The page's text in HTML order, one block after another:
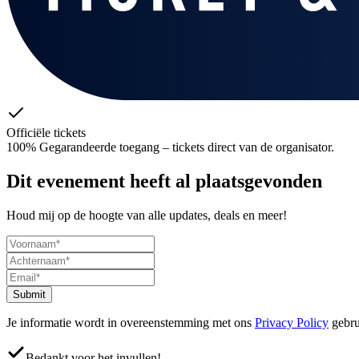
Officiële tickets
100% Gegarandeerde toegang – tickets direct van de organisator.
Dit evenement heeft al plaatsgevonden
Houd mij op de hoogte van alle updates, deals en meer!
Submit
Je informatie wordt in overeenstemming met ons Privacy Policy